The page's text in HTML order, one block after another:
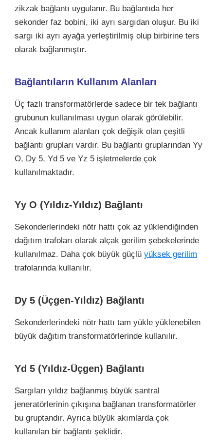
zikzak bağlantı uygulanır. Bu bağlantıda her
sekonder faz bobini, iki ayrı sargıdan oluşur. Bu iki
sargı iki ayrı ayağa yerleştirilmiş olup birbirine ters
olarak bağlanmıştır.
Bağlantıların Kullanım Alanları
Üç fazlı transformatörlerde sadece bir tek bağlantı
grubunun kullanılması uygun olarak görülebilir.
Ancak kullanım alanları çok değişik olan çeşitli
bağlantı grupları vardır. Bu bağlantı gruplarından Yy
O, Dy 5, Yd 5 ve Yz 5 işletmelerde çok
kullanılmaktadır.
Yy O (Yıldız-Yıldız) Bağlantı
Sekonderlerindeki nötr hattı çok az yüklendiğinden
dağıtım trafoları olarak alçak gerilim şebekelerinde
kullanılmaz. Daha çok büyük güçlü yüksek gerilim
trafolarında kullanılır.
Dy 5 (Üçgen-Yıldız) Bağlantı
Sekonderlerindeki nötr hattı tam yükle yüklenebilen
büyük dağıtım transformatörlerinde kullanılır.
Yd 5 (Yıldız-Üçgen) Bağlantı
Sargıları yıldız bağlanmış büyük santral
jeneratörlerinin çıkışına bağlanan transformatörler
bu gruptandır. Ayrıca büyük akımlarda çok
kullanılan bir bağlantı şeklidir.